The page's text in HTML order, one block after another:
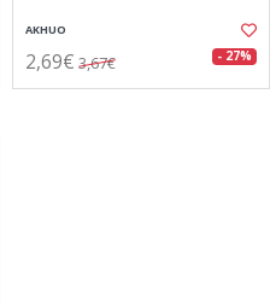
AKHUO
2,69€ 3,67€ - 27%